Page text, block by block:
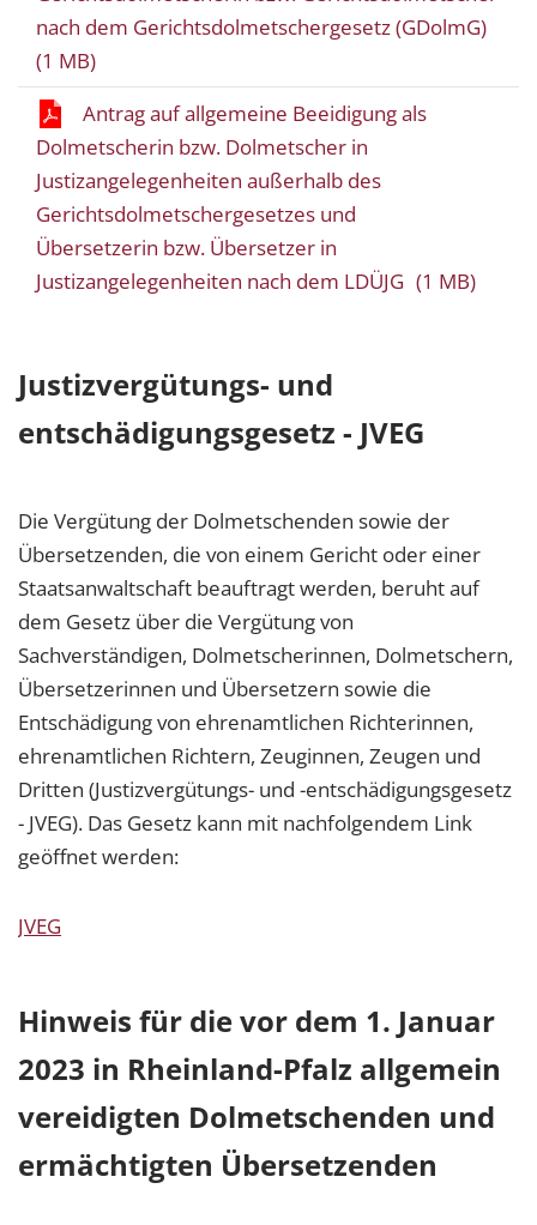
nach dem Gerichtsdolmetschergesetz (GDolmG)
(1 MB)
Antrag auf allgemeine Beeidigung als
Dolmetscherin bzw. Dolmetscher in
Justizangelegenheiten außerhalb des
Gerichtsdolmetschergesetzes und
Übersetzerin bzw. Übersetzer in
Justizangelegenheiten nach dem LDÜJG (1 MB)
Justizvergütungs- und
entschädigungsgesetz - JVEG
Die Vergütung der Dolmetschenden sowie der
Übersetzenden, die von einem Gericht oder einer
Staatsanwaltschaft beauftragt werden, beruht auf
dem Gesetz über die Vergütung von
Sachverständigen, Dolmetscherinnen, Dolmetschern,
Übersetzerinnen und Übersetzern sowie die
Entschädigung von ehrenamtlichen Richterinnen,
ehrenamtlichen Richtern, Zeuginnen, Zeugen und
Dritten (Justizvergütungs- und -entschädigungsgesetz
- JVEG). Das Gesetz kann mit nachfolgendem Link
geöffnet werden:
JVEG
Hinweis für die vor dem 1. Januar
2023 in Rheinland-Pfalz allgemein
vereidigten Dolmetschenden und
ermächtigten Übersetzenden